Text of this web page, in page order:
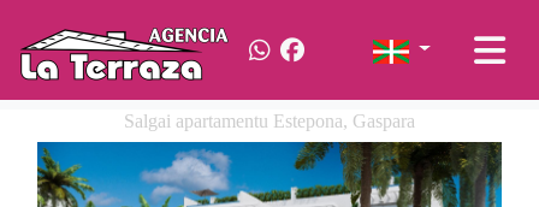
Salgai apartamentu Estepona, Gaspara